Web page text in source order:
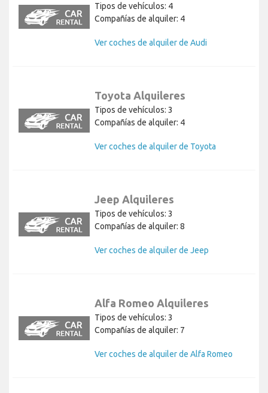
Tipos de vehículos: 4
Compañías de alquiler: 4
Ver coches de alquiler de Audi
Toyota Alquileres
Tipos de vehículos: 3
Compañías de alquiler: 4
Ver coches de alquiler de Toyota
Jeep Alquileres
Tipos de vehículos: 3
Compañías de alquiler: 8
Ver coches de alquiler de Jeep
Alfa Romeo Alquileres
Tipos de vehículos: 3
Compañías de alquiler: 7
Ver coches de alquiler de Alfa Romeo